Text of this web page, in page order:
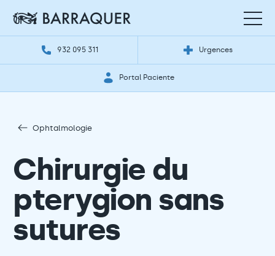
932 095 311 Urgences
Portal Paciente
Ophtalmologie
Chirurgie du
pterygion sans
sutures